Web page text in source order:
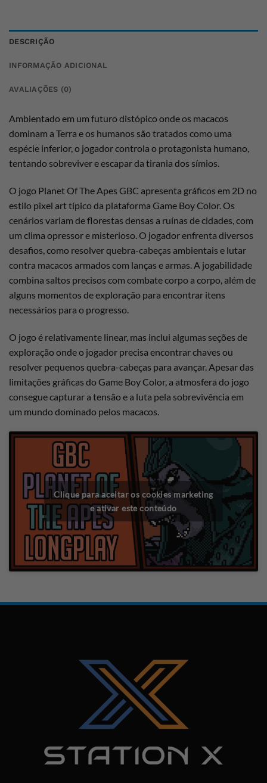
DESCRIÇÃO
INFORMAÇÃO ADICIONAL
AVALIAÇÕES (0)
Ambientado em um futuro distópico onde os macacos
dominam a Terra e os humanos são tratados como uma
espécie inferior, o jogador controla o protagonista humano,
tentando sobreviver e escapar da tirania dos símios.
O jogo Planet Of The Apes GBC apresenta gráficos em 2D no
estilo pixel art típico da plataforma Game Boy Color. Os
cenários variam de florestas densas a ruínas de cidades, com
um clima opressor e misterioso. O jogador enfrenta diversos
desafios, como resolver quebra-cabeças ambientais e lutar
contra macacos armados com lanças e armas. A jogabilidade
combina saltos precisos com combate corpo a corpo, além de
alguns momentos de exploração para encontrar itens
necessários para o progresso.
O jogo é relativamente linear, mas inclui algumas seções de
exploração onde o jogador precisa encontrar chaves ou
resolver pequenos quebra-cabeças para avançar. Apesar das
limitações gráficas do Game Boy Color, a atmosfera do jogo
consegue capturar a tensão e a luta pela sobrevivência em
um mundo dominado pelos macacos.
Clique para aceitar os cookies marketing
e ativar este conteúdo